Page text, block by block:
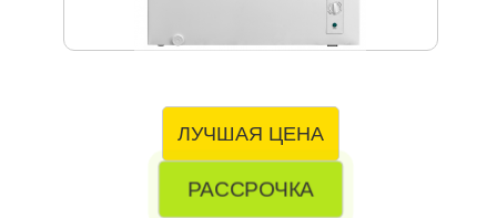
ЛУЧШАЯ ЦЕНА
РАССРОЧКА